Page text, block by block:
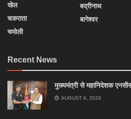
खेल
चकराता
चमोली
बद्रीनाथ
बागेश्वर
Recent News
मुख्यमंत्री से महानिदेशक
AUGUST 6, 2026